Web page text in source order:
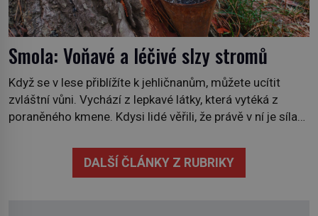
Smola: Voňavé a léčivé slzy stromů
Když se v lese přiblížíte k jehličnanům, můžete ucítit
zvláštní vůni. Vychází z lepkavé látky, která vytéká z
poraněného kmene. Kdysi lidé věřili, že právě v ní je síla
lidstvo pracovalo. Chrání strom před infekcí, hmyzem a
vysycháním. Dá se říct, že je to přírodní […]
DALŠÍ ČLÁNKY Z RUBRIKY